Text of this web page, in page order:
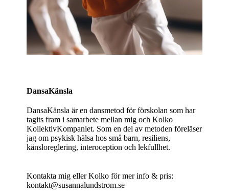
DansaKänsla
DansaKänsla är en dansmetod för förskolan som har
tagits fram i samarbete mellan mig och Kolko
KollektivKompaniet. Som en del av metoden föreläser
jag om psykisk hälsa hos små barn, resiliens,
känsloreglering, interoception och lekfullhet.
Kontakta mig eller Kolko för mer info & pris:
kontakt@susannalundstrom.se